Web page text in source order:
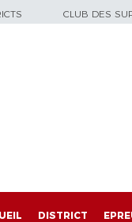
CLUB DES
DISTRICT